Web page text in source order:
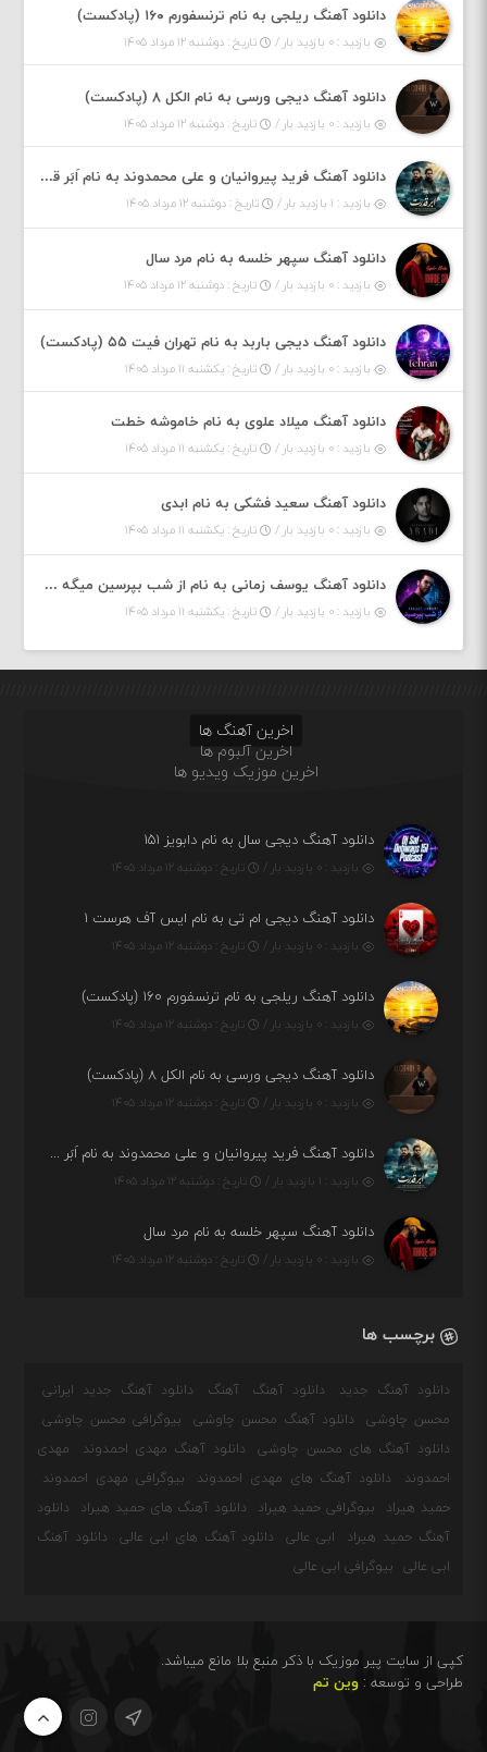
دانلود آهنگ ریلجی به نام ترنسفورم ۱۶۰ (پادکست)
بازدید : ۰ بازدید بار / تاریخ : دوشنبه ۱۲ مرداد ۱۴۰۵
دانلود آهنگ دیجی ورسی به نام الکل ۸ (پادکست)
بازدید : ۰ بازدید بار / تاریخ : دوشنبه ۱۲ مرداد ۱۴۰۵
دانلود آهنگ فرید پیروانیان و علی محمدوند به نام اَبَر قدرت
بازدید : ۱ بازدید بار / تاریخ : دوشنبه ۱۲ مرداد ۱۴۰۵
دانلود آهنگ سپهر خلسه به نام مرد سال
بازدید : ۰ بازدید بار / تاریخ : دوشنبه ۱۲ مرداد ۱۴۰۵
دانلود آهنگ دیجی باربد به نام تهران فیت ۵۵ (پادکست)
بازدید : ۰ بازدید بار / تاریخ : یکشنبه ۱۱ مرداد ۱۴۰۵
دانلود آهنگ میلاد علوی به نام خاموشه خطت
بازدید : ۰ بازدید بار / تاریخ : یکشنبه ۱۱ مرداد ۱۴۰۵
دانلود آهنگ سعید فشکی به نام ابدی
بازدید : ۰ بازدید بار / تاریخ : یکشنبه ۱۱ مرداد ۱۴۰۵
دانلود آهنگ یوسف زمانی به نام از شب بپرسین میگه چه روزگاری دارم
بازدید : ۰ بازدید بار / تاریخ : یکشنبه ۱۱ مرداد ۱۴۰۵
اخرین آهنگ ها
اخرین آلبوم ها
اخرین موزیک ویدیو ها
دانلود آهنگ دیجی سال به نام دابویز ۱۵۱
بازدید : ۰ بازدید بار / تاریخ : دوشنبه ۱۲ مرداد ۱۴۰۵
دانلود آهنگ دیجی ام تی به نام ایس آف هرست ۱
بازدید : ۰ بازدید بار / تاریخ : دوشنبه ۱۲ مرداد ۱۴۰۵
دانلود آهنگ ریلجی به نام ترنسفورم ۱۶۰ (پادکست)
بازدید : ۰ بازدید بار / تاریخ : دوشنبه ۱۲ مرداد ۱۴۰۵
دانلود آهنگ دیجی ورسی به نام الکل ۸ (پادکست)
بازدید : ۰ بازدید بار / تاریخ : دوشنبه ۱۲ مرداد ۱۴۰۵
دانلود آهنگ فرید پیروانیان و علی محمدوند به نام اَبَر قدرت
بازدید : ۱ بازدید بار / تاریخ : دوشنبه ۱۲ مرداد ۱۴۰۵
دانلود آهنگ سپهر خلسه به نام مرد سال
بازدید : ۰ بازدید بار / تاریخ : دوشنبه ۱۲ مرداد ۱۴۰۵
برچسب ها
دانلود آهنگ جدید دانلود آهنگ آهنگ
دانلود آهنگ جدید ایرانی
محسن چاوشی
دانلود آهنگ محسن چاوشی
بیوگرافی محسن چاوشی
دانلود آهنگ های محسن چاوشی
دانلود آهنگ مهدی احمدوند
مهدی
احمدوند
دانلود آهنگ های مهدی احمدوند
بیوگرافی مهدی احمدوند
حمید هیراد
بیوگرافی حمید هیراد دانلود آهنگ های حمید هیراد
دانلود
آهنگ حمید هیراد
ابی عالی دانلود آهنگ های ابی عالی
دانلود آهنگ
ابی عالی
بیوگرافی ابی عالی
کپی از سایت پیر موزیک با ذکر منبع بلا مانع میباشد.
طراحی و توسعه :وین تم